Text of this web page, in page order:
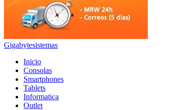
Gigabytesistemas
Inicio
Consolas
Smartphones
Tablets
Informatica
Outlet